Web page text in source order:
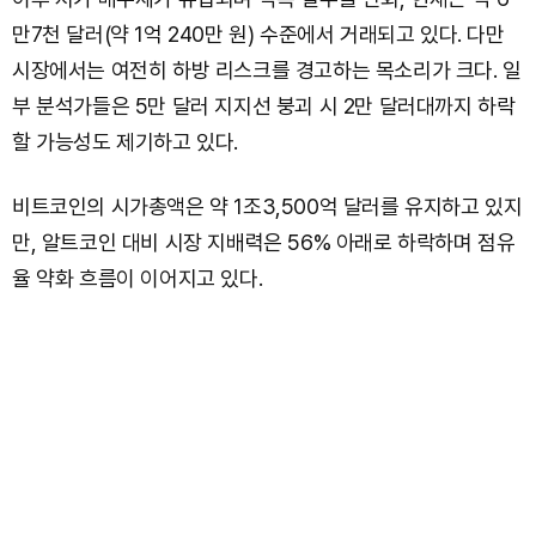
만7천 달러(약 1억 240만 원) 수준에서 거래되고 있다. 다만
시장에서는 여전히 하방 리스크를 경고하는 목소리가 크다. 일
부 분석가들은 5만 달러 지지선 붕괴 시 2만 달러대까지 하락
할 가능성도 제기하고 있다.
비트코인의 시가총액은 약 1조3,500억 달러를 유지하고 있지
만, 알트코인 대비 시장 지배력은 56% 아래로 하락하며 점유
율 약화 흐름이 이어지고 있다.